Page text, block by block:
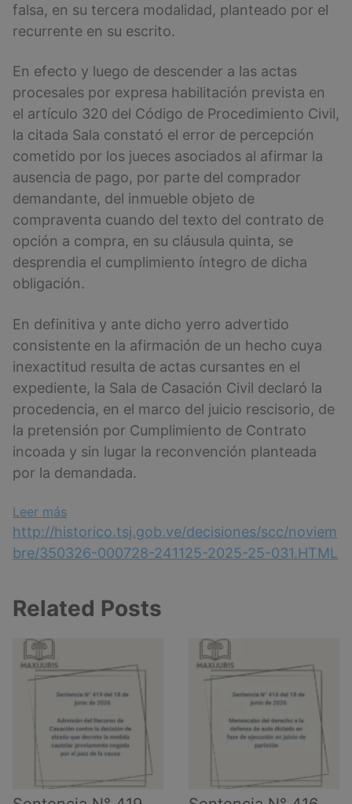
falsa, en su tercera modalidad, planteado por el
recurrente en su escrito.
En efecto y luego de descender a las actas
procesales por expresa habilitación prevista en
el artículo 320 del Código de Procedimiento Civil,
la citada Sala constató el error de percepción
cometido por los jueces asociados al afirmar la
ausencia de pago, por parte del comprador
demandante, del inmueble objeto de
compraventa cuando del texto del contrato de
opción a compra, en su cláusula quinta, se
desprendia el cumplimiento íntegro de dicha
obligación.
En definitiva y ante dicho yerro advertido
consistente en la afirmación de un hecho cuya
inexactitud resulta de actas cursantes en el
expediente, la Sala de Casación Civil declaró la
procedencia, en el marco del juicio rescisorio, de
la pretensión por Cumplimiento de Contrato
incoada y sin lugar la reconvención planteada
por la demandada.
Leer más:
Sentencia
N°
24
2025
–
Configuración
del
vicio
http://historico.tsj.gob.ve/decisiones/scc/noviem
bre/350326-000728-241125-2025-25-031.HTML
Related Posts